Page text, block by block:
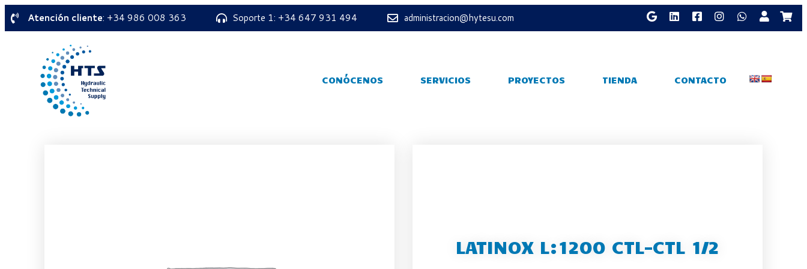
Atención cliente: +34 986 008 363 Soporte 1: +34 647 931 494 administracion@hytesu.com
CONÓCENOS SERVICIOS PROYECTOS TIENDA CONTACTO
LATINOX L:1200 CTL-CTL 1/2